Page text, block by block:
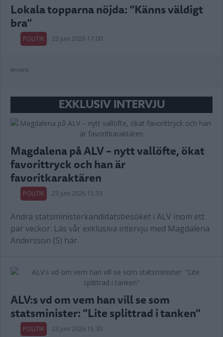
Lokala topparna nöjda: “Känns väldigt
bra”
POLITIK 23 juni 2026 17.00
Annons:
EXKLUSIV INTERVJU
Magdalena på ALV – nytt vallöfte, ökat
favorittryck och han är
favoritkaraktären
POLITIK 23 juni 2026 15.33
Andra statsministerkandidatsbesöket i ALV inom ett
par veckor. Läs vår exklusiva intervju med Magdalena
Andersson (S) här.
ALV:s vd om vem han vill se som
statsminister: "Lite splittrad i tanken"
POLITIK 23 juni 2026 15.30